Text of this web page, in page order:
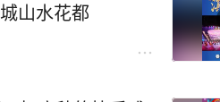
永巅峰 #湖滨春城山水花都